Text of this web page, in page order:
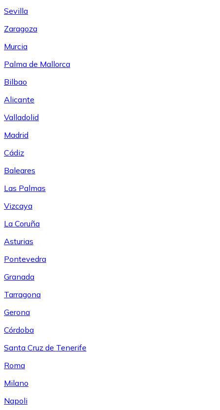
Sevilla
Zaragoza
Murcia
Palma de Mallorca
Bilbao
Alicante
Valladolid
Madrid
Cádiz
Baleares
Las Palmas
Vizcaya
La Coruña
Asturias
Pontevedra
Granada
Tarragona
Gerona
Córdoba
Santa Cruz de Tenerife
Roma
Milano
Napoli